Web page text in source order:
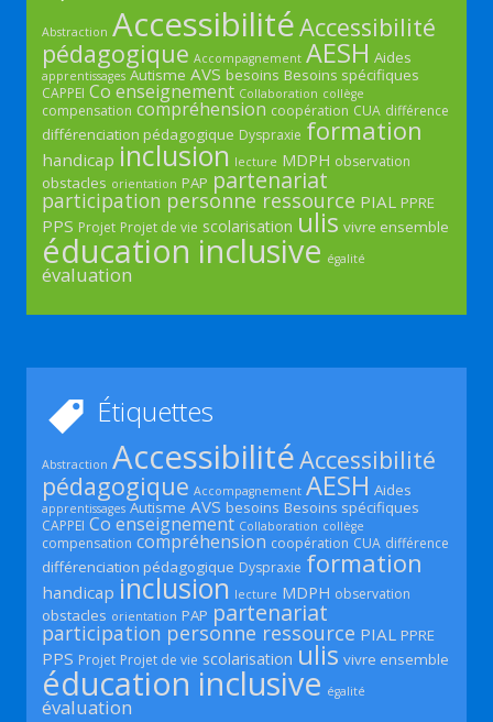
Abstraction AccessibilitéAccessibilité
pédagogique Accompagnement AESH Aides
apprentissages Autisme AVS besoins Besoins spécifiques
CAPPEI Co enseignement Collaboration collège
compensation compréhension coopération CUA différence
différenciation pédagogique Dyspraxie formation
handicap inclusion lecture MDPH observation
obstacles orientation PAP partenariat
participation personne ressource PIAL PPRE
PPS Projet Projet de vie scolarisation ulis vivre ensemble
éducation inclusive égalité
évaluation
Étiquettes
Abstraction AccessibilitéAccessibilité
pédagogique Accompagnement AESH Aides
apprentissages Autisme AVS besoins Besoins spécifiques
CAPPEI Co enseignement Collaboration collège
compensation compréhension coopération CUA différence
différenciation pédagogique Dyspraxie formation
handicap inclusion lecture MDPH observation
obstacles orientation PAP partenariat
participation personne ressource PIAL PPRE
PPS Projet Projet de vie scolarisation ulis vivre ensemble
éducation inclusive égalité
évaluation